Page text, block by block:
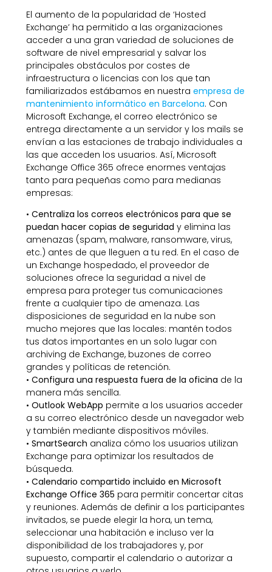
El aumento de la popularidad de ‘Hosted
Exchange’ ha permitido a las organizaciones
acceder a una gran variedad de soluciones de
software de nivel empresarial y salvar los
principales obstáculos por costes de
infraestructura o licencias con los que tan
familiarizados estábamos en nuestra empresa de
mantenimiento informático en Barcelona. Con
Microsoft Exchange, el correo electrónico se
entrega directamente a un servidor y los mails se
envían a las estaciones de trabajo individuales a
las que acceden los usuarios. Así, Microsoft
Exchange Office 365 ofrece enormes ventajas
tanto para pequeñas como para medianas
empresas:
• Centraliza los correos electrónicos para que se
puedan hacer copias de seguridad y elimina las
amenazas (spam, malware, ransomware, virus,
etc.) antes de que lleguen a tu red. En el caso de
un Exchange hospedado, el proveedor de
soluciones ofrece la seguridad a nivel de
empresa para proteger tus comunicaciones
frente a cualquier tipo de amenaza. Las
disposiciones de seguridad en la nube son
mucho mejores que las locales: mantén todos
tus datos importantes en un solo lugar con
archiving de Exchange, buzones de correo
grandes y políticas de retención.
• Configura una respuesta fuera de la oficina de la
manera más sencilla.
• Outlook WebApp permite a los usuarios acceder
a su correo electrónico desde un navegador web
y también mediante dispositivos móviles.
• SmartSearch analiza cómo los usuarios utilizan
Exchange para optimizar los resultados de
búsqueda.
• Calendario compartido incluido en Microsoft
Exchange Office 365 para permitir concertar citas
y reuniones. Además de definir a los participantes
invitados, se puede elegir la hora, un tema,
seleccionar una habitación e incluso ver la
disponibilidad de los trabajadores y, por
supuesto, compartir el calendario o autorizar a